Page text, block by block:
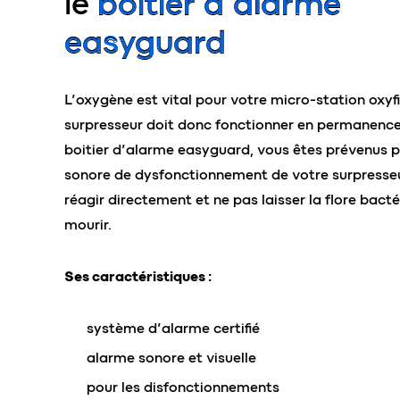
easyguard
L’oxygène est vital pour votre micro-station
surpresseur doit donc fonctionner en
boitier d’alarme easyguard, vous êtes prévenus
sonore de dysfonctionnement de votre
réagir directement et ne pas laisser la flore
mourir.
Ses caractéristiques :
système d’alarme certifié
alarme sonore et visuelle
pour les disfonctionnements